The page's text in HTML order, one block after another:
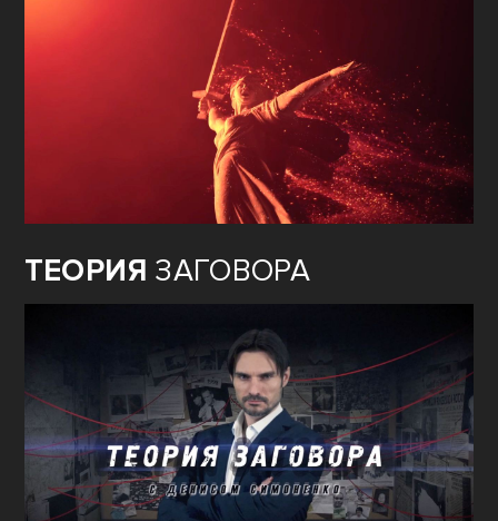
ТЕОРИЯ ЗАГОВОРА